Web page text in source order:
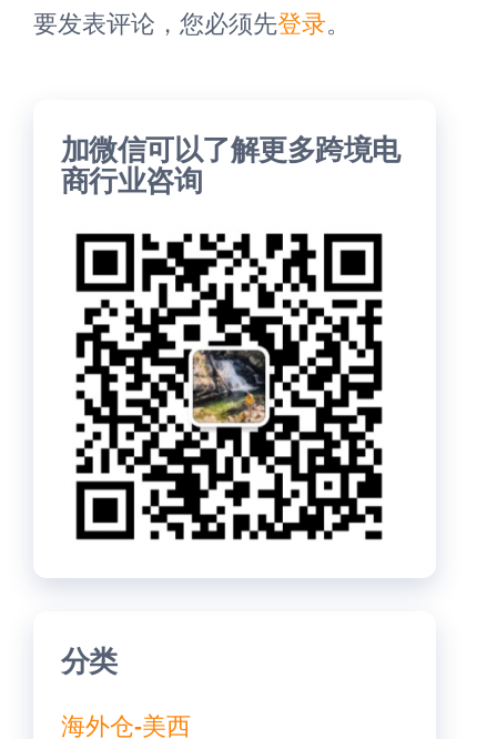
要发表评论，您必须先登录。
加微信可以了解更多跨境电
商行业咨询
分类
海外仓-美西